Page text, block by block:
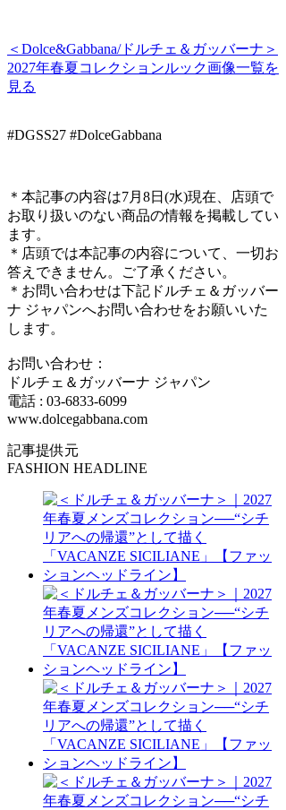
＜Dolce&Gabbana/ドルチェ＆ガッバーナ＞
2027年春夏コレクションルック画像一覧を
見る
#DGSS27 #DolceGabbana
＊本記事の内容は7月8日(水)現在、店頭で
お取り扱いのない商品の情報を掲載してい
ます。
＊店頭では本記事の内容について、一切お
答えできません。ご了承ください。
＊お問い合わせは下記ドルチェ＆ガッバー
ナ ジャパンへお問い合わせをお願いいた
します。
お問い合わせ：
ドルチェ＆ガッバーナ ジャパン
電話 : 03-6833-6099
www.dolcegabbana.com
記事提供元
FASHION HEADLINE